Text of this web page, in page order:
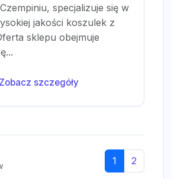
specjalizuje się w
jakości koszulek z
sklepu obejmuje
Zobacz szczegóły
1 2